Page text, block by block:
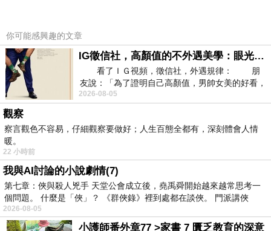
你可能感興趣的文章
IG徵信社，高顏值的不外遇美學：眼光太高也是一種防禦，為了證明我長得好看，我決定一輩子不外遇！
看了ＩＧ視頻，徵信社，外遇規律： 朋
友說：「為了證明自己高顏值，男帥女美的好看，
且眼光高，我決定一輩子不外遇。」
2026-08-05
觀察
察言觀色不容易，仔細觀察要做好；人生百態全都有，深刻體會人情
暖。
22 小時前
我與AI討論的小說劇情(7)
第七章：俠與殺人兇手 天堂公會成立後，堯禹舜開始越來越常思考一
個問題。 什麼是「俠」？ 《群俠錄》裡到處都在談俠。 門派講俠
2026-08-05
小護師番外章77 >家書 7 匱乏教育的深意